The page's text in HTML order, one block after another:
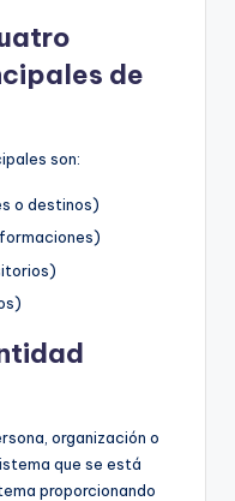
de
son:
o destinos)
organización o
que se está
proporcionando